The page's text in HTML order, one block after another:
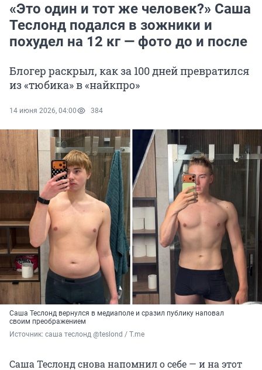
«Это один и тот же человек?» Саша
Теслонд подался в зожники и
похудел на 12 кг — фото до и после
Блогер раскрыл, как за 100 дней превратился
из «тюбика» в «найкпро»
14 июня 2026, 04:00 384
Саша Теслонд вернулся в медиаполе и сразил публику наповал
своим преображением
Источник: саша теслонд @teslond / T.me
Саша Теслонд снова напомнил о себе — и на этот